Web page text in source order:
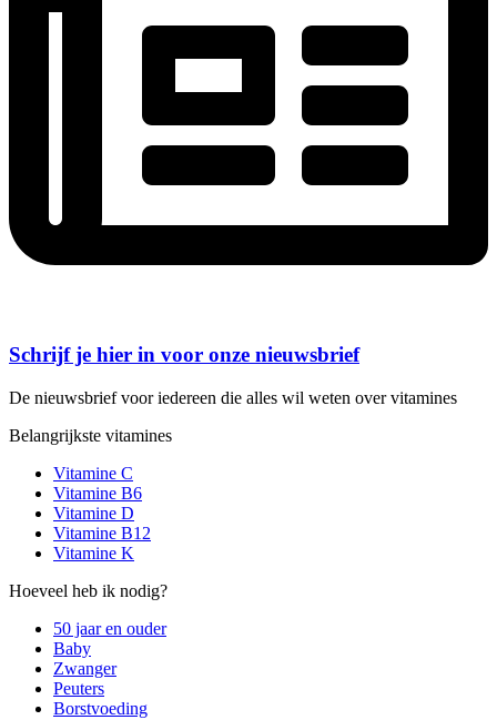
Schrijf je hier in voor onze nieuwsbrief
De nieuwsbrief voor iedereen die alles wil weten over vitamines
Belangrijkste vitamines
Vitamine C
Vitamine B6
Vitamine D
Vitamine B12
Vitamine K
Hoeveel heb ik nodig?
50 jaar en ouder
Baby
Zwanger
Peuters
Borstvoeding